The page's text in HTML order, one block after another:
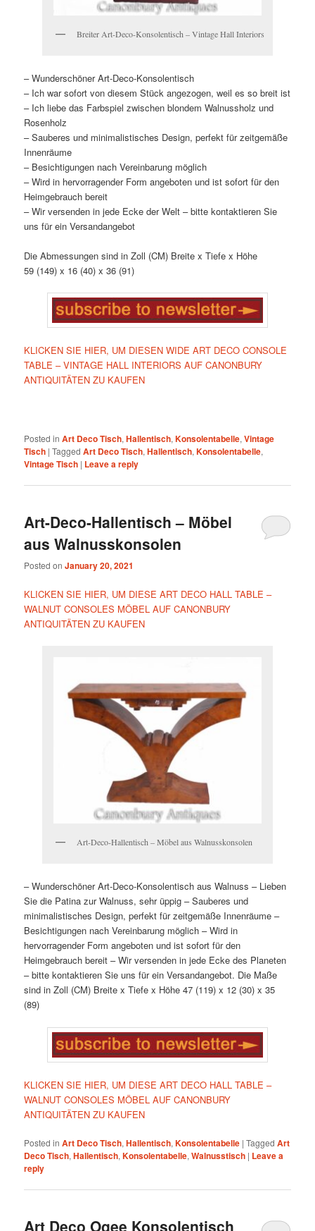
Breiter Art-Deco-Konsolentisch – Vintage Hall Interiors
– Wunderschöner Art-Deco-Konsolentisch
– Ich war sofort von diesem Stück angezogen, weil es so breit ist
– Ich liebe das Farbspiel zwischen blondem Walnussholz und
Rosenholz
– Sauberes und minimalistisches Design, perfekt für zeitgemäße
Innenräume
– Besichtigungen nach Vereinbarung möglich
– Wird in hervorragender Form angeboten und ist sofort für den
Heimgebrauch bereit
– Wir versenden in jede Ecke der Welt – bitte kontaktieren Sie
uns für ein Versandangebot
Die Abmessungen sind in Zoll (CM) Breite x Tiefe x Höhe
59 (149) x 16 (40) x 36 (91)
KLICKEN SIE HIER, UM DIESEN WIDE ART DECO CONSOLE
TABLE – VINTAGE HALL INTERIORS AUF CANONBURY
ANTIQUITÄTEN ZU KAUFEN
Posted in Art Deco Tisch,Hallentisch,Konsolentabelle,Vintage
Tisch |Tagged Art Deco Tisch,Hallentisch,Konsolentabelle,
Vintage Tisch | Leave a reply
Art-Deco-Hallentisch – Möbel
aus Walnusskonsolen
Posted onJanuary 20, 2021
KLICKEN SIE HIER, UM DIESE ART DECO HALL TABLE –
WALNUT CONSOLES MÖBEL AUF CANONBURY
ANTIQUITÄTEN ZU KAUFEN
Art-Deco-Hallentisch – Möbel aus Walnusskonsolen
– Wunderschöner Art-Deco-Konsolentisch aus Walnuss – Lieben
Sie die Patina zur Walnuss, sehr üppig – Sauberes und
minimalistisches Design, perfekt für zeitgemäße Innenräume –
Besichtigungen nach Vereinbarung möglich – Wird in
hervorragender Form angeboten und ist sofort für den
Heimgebrauch bereit – Wir versenden in jede Ecke des Planeten
– bitte kontaktieren Sie uns für ein Versandangebot. Die Maße
sind in Zoll (CM) Breite x Tiefe x Höhe 47 (119) x 12 (30) x 35
(89)
KLICKEN SIE HIER, UM DIESE ART DECO HALL TABLE –
WALNUT CONSOLES MÖBEL AUF CANONBURY
ANTIQUITÄTEN ZU KAUFEN
Posted in Art Deco Tisch,Hallentisch,Konsolentabelle |Tagged Art
Deco Tisch,Hallentisch,Konsolentabelle,Walnusstisch | Leave a
reply
Art Deco Ogee Konsolentisch